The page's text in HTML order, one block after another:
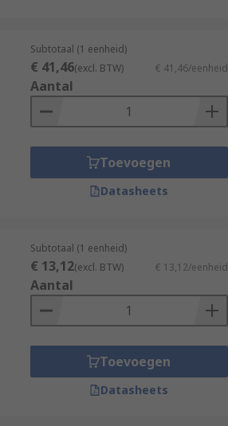
Subtotaal (1 eenheid)
€ 41,46(excl. BTW) € 41,46/eenheid
Aantal
Toevoegen
Datasheets
Subtotaal (1 eenheid)
€ 13,12(excl. BTW) € 13,12/eenheid
Aantal
Toevoegen
Datasheets